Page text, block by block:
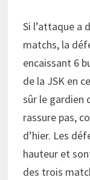
Si l’attaque a
matchs, la
encaissant 6
de la JSK en
sûr le gardien
rassure pas,
d’hier. Les
hauteur et
des trois